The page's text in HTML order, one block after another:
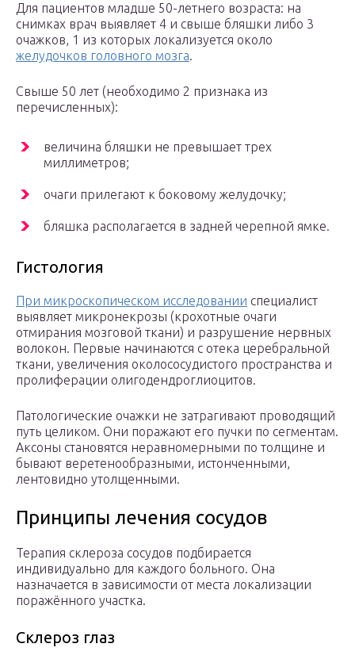
Для пациентов младше 50-летнего возраста: на
снимках врач выявляет 4 и свыше бляшки либо 3
очажков, 1 из которых локализуется около
желудочков головного мозга.
Свыше 50 лет (необходимо 2 признака из
перечисленных):
величина бляшки не превышает трех
миллиметров;
очаги прилегают к боковому желудочку;
бляшка располагается в задней черепной ямке.
Гистология
При микроскопическом исследовании специалист
выявляет микронекрозы (крохотные очаги
отмирания мозговой ткани) и разрушение нервных
волокон. Первые начинаются с отека церебральной
ткани, увеличения околососудистого пространства и
пролиферации олигодендроглиоцитов.
Патологические очажки не затрагивают проводящий
путь целиком. Они поражают его пучки по сегментам.
Аксоны становятся неравномерными по толщине и
бывают веретенообразными, истонченными,
лентовидно утолщенными.
Принципы лечения сосудов
Терапия склероза сосудов подбирается
индивидуально для каждого больного. Она
назначается в зависимости от места локализации
поражённого участка.
Склероз глаз